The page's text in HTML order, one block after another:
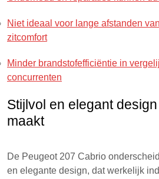
Niet ideaal voor lange afstanden
zitcomfort
Minder brandstofefficiëntie in
concurrenten
Stijlvol en elegant
maakt
De Peugeot 207 Cabrio
en elegante design, dat werkelijk